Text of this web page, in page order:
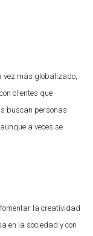
vez más globalizado,
clientes que
buscan personas
a veces se
la creatividad
en la sociedad y con